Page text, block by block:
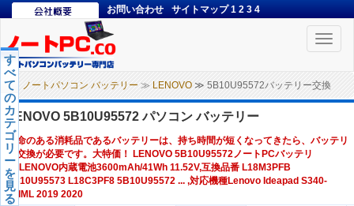
お問い合わせ サイトマップ 1 2 3 4
Toggle
ノートパソコン バッテリー ≫ LENOVO ≫ 5B10U95572バッテリー交換
す
べ
て
の
カ
テ
ゴ
リ
ー
を
見
る
LENOVO 5B10U95572 パソコン バッテリー
寿命のある消耗品であるバッテリーは、持ち時間が短くなってきたら、バッテリ
ー交換が必要です。大特価！ LENOVO 5B10U95572ノートPCバッテリ
ー,LENOVO内蔵電池3600mAh/41Wh 11.52V,互換品番 L18M3PFB
5B10U95573 L18C3PF8 5B10U95572 ... ,対応機種Lenovo Ideapad S340-
13IML 2019 2020